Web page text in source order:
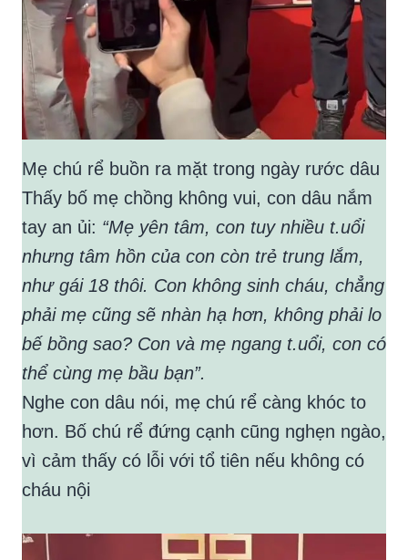
Mẹ chú rể buồn ra mặt trong ngày rước dâu
Thấy bố mẹ chồng không vui, con dâu nắm
tay an ủi: “Mẹ yên tâm, con tuy nhiều t.uổi
nhưng tâm hồn của con còn trẻ trung lắm,
như gái 18 thôi. Con không sinh cháu, chẳng
phải mẹ cũng sẽ nhàn hạ hơn, không phải lo
bế bồng sao? Con và mẹ ngang t.uổi, con có
thể cùng mẹ bầu bạn”.
Nghe con dâu nói, mẹ chú rể càng khóc to
hơn. Bố chú rể đứng cạnh cũng nghẹn ngào,
vì cảm thấy có lỗi với tổ tiên nếu không có
cháu nội